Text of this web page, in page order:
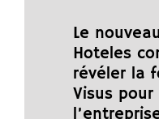
Le
Hoteles
révéler la
Visus